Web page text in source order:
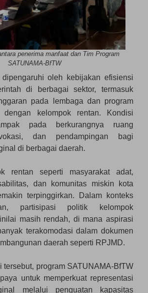
penerima manfaat dan Tim Program
SATUNAMA-BfTW
oleh kebijakan efisiensi
di berbagai sektor, termasuk
pada lembaga dan program
dengan kelompok rentan. Kondisi
pada berkurangnya ruang
dan pendampingan bagi
di berbagai daerah.
rentan seperti masyarakat adat,
dan komunitas miskin kota
terpinggirkan. Dalam konteks
partisipasi politik kelompok
masih rendah, di mana aspirasi
terakomodasi dalam dokumen
daerah seperti RPJMD.
tersebut, program SATUNAMA-BfTW
untuk memperkuat representasi
melalui penguatan kapasitas